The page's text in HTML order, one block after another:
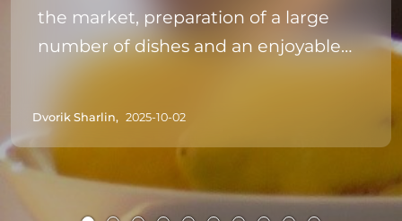
the market, preparation of a large
number of dishes and an enjoyable
meal. We requested and received a
Dvorik Sharlin, 2025-10-02